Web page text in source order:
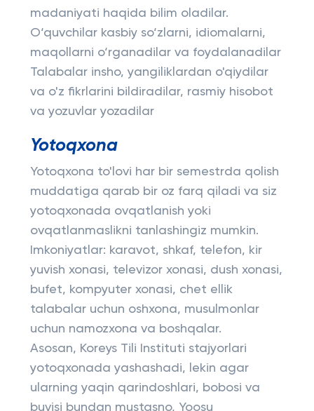
madaniyati haqida bilim oladilar.
O‘quvchilar kasbiy so‘zlarni, idiomalarni,
maqollarni o‘rganadilar va foydalanadilar
Talabalar insho, yangiliklardan o'qiydilar
va o'z fikrlarini bildiradilar, rasmiy hisobot
va yozuvlar yozadilar
Yotoqxona
Yotoqxona to'lovi har bir semestrda qolish
muddatiga qarab bir oz farq qiladi va siz
yotoqxonada ovqatlanish yoki
ovqatlanmaslikni tanlashingiz mumkin.
Imkoniyatlar: karavot, shkaf, telefon, kir
yuvish xonasi, televizor xonasi, dush xonasi,
bufet, kompyuter xonasi, chet ellik
talabalar uchun oshxona, musulmonlar
uchun namozxona va boshqalar.
Asosan, Koreys Tili Instituti stajyorlari
yotoqxonada yashashadi, lekin agar
ularning yaqin qarindoshlari, bobosi va
buvisi bundan mustasno, Yoosu